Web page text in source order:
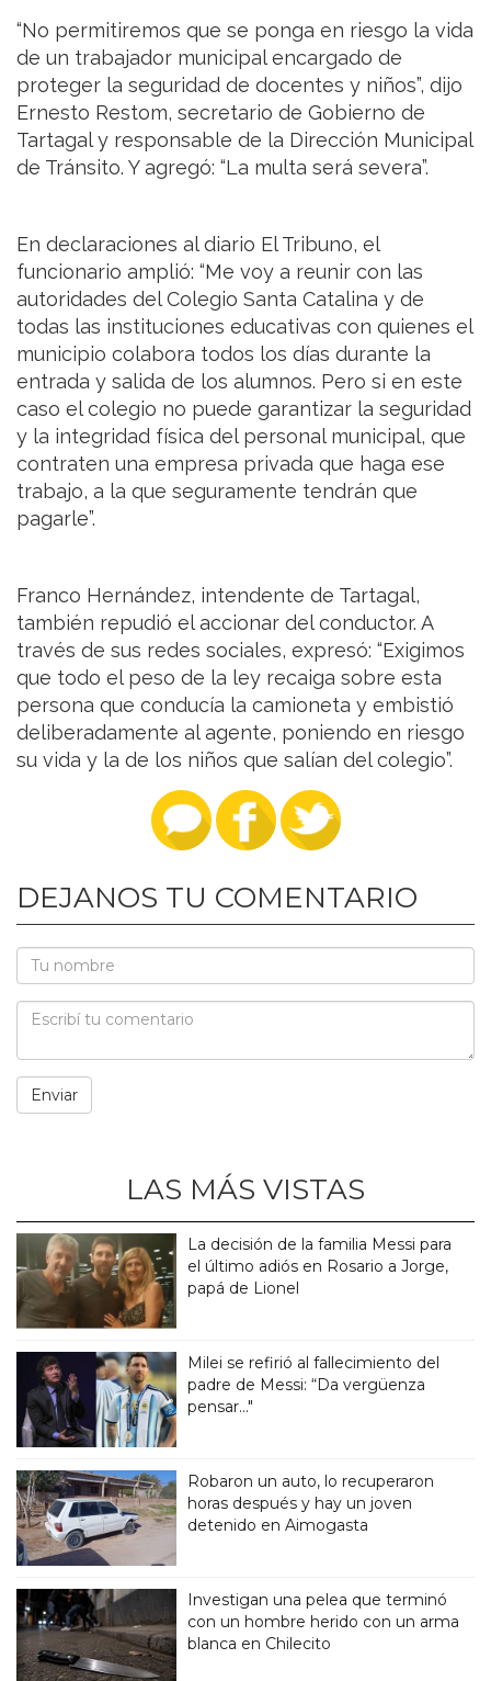
“No permitiremos que se ponga en riesgo la vida
de un trabajador municipal encargado de
proteger la seguridad de docentes y niños”, dijo
Ernesto Restom, secretario de Gobierno de
Tartagal y responsable de la Dirección Municipal
de Tránsito. Y agregó: “La multa será severa”.
En declaraciones al diario El Tribuno, el
funcionario amplió: “Me voy a reunir con las
autoridades del Colegio Santa Catalina y de
todas las instituciones educativas con quienes el
municipio colabora todos los días durante la
entrada y salida de los alumnos. Pero si en este
caso el colegio no puede garantizar la seguridad
y la integridad física del personal municipal, que
contraten una empresa privada que haga ese
trabajo, a la que seguramente tendrán que
pagarle”.
Franco Hernández, intendente de Tartagal,
también repudió el accionar del conductor. A
través de sus redes sociales, expresó: “Exigimos
que todo el peso de la ley recaiga sobre esta
persona que conducía la camioneta y embistió
deliberadamente al agente, poniendo en riesgo
su vida y la de los niños que salían del colegio”.
DEJANOS TU COMENTARIO
LAS MÁS VISTAS
La decisión de la familia Messi para
el último adiós en Rosario a Jorge,
papá de Lionel
Milei se refirió al fallecimiento del
padre de Messi: “Da vergüenza
pensar..."
Robaron un auto, lo recuperaron
horas después y hay un joven
detenido en Aimogasta
Investigan una pelea que terminó
con un hombre herido con un arma
blanca en Chilecito